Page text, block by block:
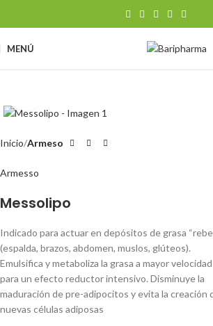
MENÚ
Inicio Armeso
Armesso
Messolipo
Indicado para actuar en depósitos de grasa
(espalda, brazos, abdomen, muslos, glúteos).
Emulsifica y metaboliza la grasa a mayor velocidad
para un efecto reductor intensivo. Disminuye la
maduración de pre-adipocitos y evita la creación
nuevas células adiposas